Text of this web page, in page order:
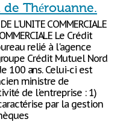
Thérouanne.
L'UNITE COMMERCIALE
Le Crédit
relié à l'agence
Crédit Mutuel Nord
100 ans. Celui-ci est
ministre de
de l'entreprise : 1)
par la gestion